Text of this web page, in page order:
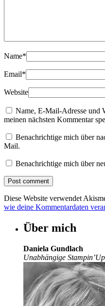
Name*
Email*
Website
Name, E-Mail-Adresse und
meinen nächsten Kommentar
Benachrichtige mich über
Mail.
Benachrichtige mich über
Diese Website verwendet
wie deine Kommentardaten
Über mich
Daniela Gundlach
Unabhängige